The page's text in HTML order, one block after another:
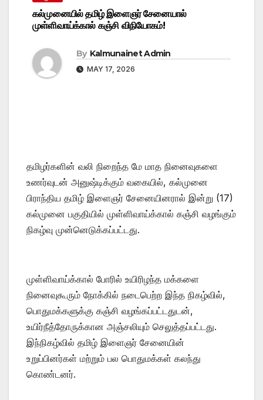
கல்முனையில் தமிழ் இளைஞர் சேனையால்
முள்ளிவாய்க்கால் கஞ்சி விநியோகம்!
By Kalmunainet Admin
MAY 17, 2026
தமிழர்களின் வலி நிறைந்த மே மாத நினைவுகளை
உணர்வுடன் அனுஷ்டிக்கும் வகையில், கல்முனை
பிராந்திய தமிழ் இளைஞர் சேனையினரால் இன்று (17)
கல்முனை பகுதியில் முள்ளிவாய்க்கால் கஞ்சி வழங்கும்
நிகழ்வு முன்னெடுக்கப்பட்டது.
முள்ளிவாய்க்கால் போரில் உயிரிழந்த மக்களை
நினைவுகூரும் நோக்கில் நடைபெற்ற இந்த நிகழ்வில்,
பொதுமக்களுக்கு கஞ்சி வழங்கப்பட்டதுடன்,
உயிர்நீத்தோருக்கான அஞ்சலியும் செலுத்தப்பட்டது.
இந்நிகழ்வில் தமிழ் இளைஞர் சேனையின்
உறுப்பினர்கள் மற்றும் பல பொதுமக்கள் கலந்து
கொண்டனர்.